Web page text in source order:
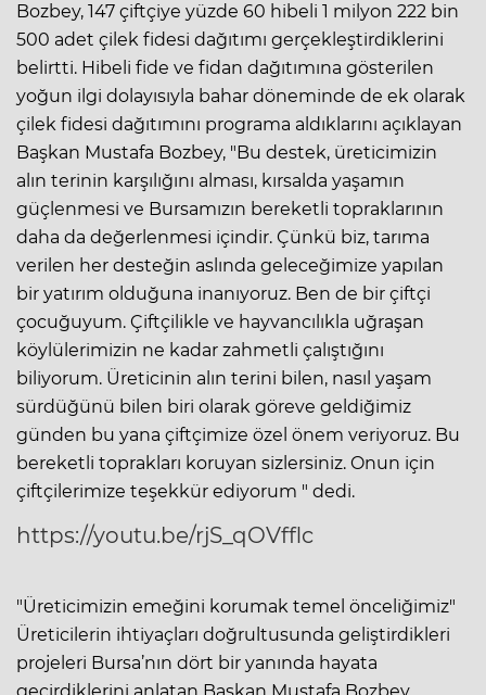
Bozbey, 147 çiftçiye yüzde 60 hibeli 1 milyon 222 bin
500 adet çilek fidesi dağıtımı gerçekleştirdiklerini
belirtti. Hibeli fide ve fidan dağıtımına gösterilen
yoğun ilgi dolayısıyla bahar döneminde de ek olarak
çilek fidesi dağıtımını programa aldıklarını açıklayan
Başkan Mustafa Bozbey, "Bu destek, üreticimizin
alın terinin karşılığını alması, kırsalda yaşamın
güçlenmesi ve Bursamızın bereketli topraklarının
daha da değerlenmesi içindir. Çünkü biz, tarıma
verilen her desteğin aslında geleceğimize yapılan
bir yatırım olduğuna inanıyoruz. Ben de bir çiftçi
çocuğuyum. Çiftçilikle ve hayvancılıkla uğraşan
köylülerimizin ne kadar zahmetli çalıştığını
biliyorum. Üreticinin alın terini bilen, nasıl yaşam
sürdüğünü bilen biri olarak göreve geldiğimiz
günden bu yana çiftçimize özel önem veriyoruz. Bu
bereketli toprakları koruyan sizlersiniz. Onun için
çiftçilerimize teşekkür ediyorum " dedi.
https://youtu.be/rjS_qOVfflc
"Üreticimizin emeğini korumak temel önceliğimiz"
Üreticilerin ihtiyaçları doğrultusunda geliştirdikleri
projeleri Bursa’nın dört bir yanında hayata